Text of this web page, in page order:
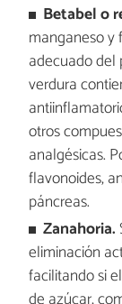
Betabel o
manganeso y
adecuado del
verdura
otros
analgésicas.
flavonoides,
páncreas.
Zanahoria.
eliminación
facilitando si